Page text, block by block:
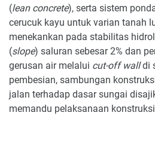
(lean concrete), serta sistem
cerucuk kayu untuk varian tanah
menekankan pada stabilitas
(slope) saluran sebesar 2% dan
gerusan air melalui cut-off walldi
pembesian, sambungan
jalan terhadap dasar sungai
memandu pelaksanaan